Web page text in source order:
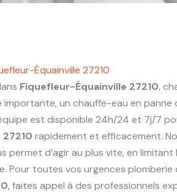
Équainville 27210
Fiquefleur-Équainville 27210,
un chauffe-eau en panne
est disponible 24h/24 et 7j/7
rapidement et efficacement.
permet d’agir au plus vite, en
Pour toutes vos urgences plomberie
, faites appel à des professionnels